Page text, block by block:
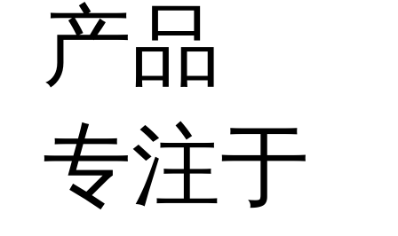
产品
专注于